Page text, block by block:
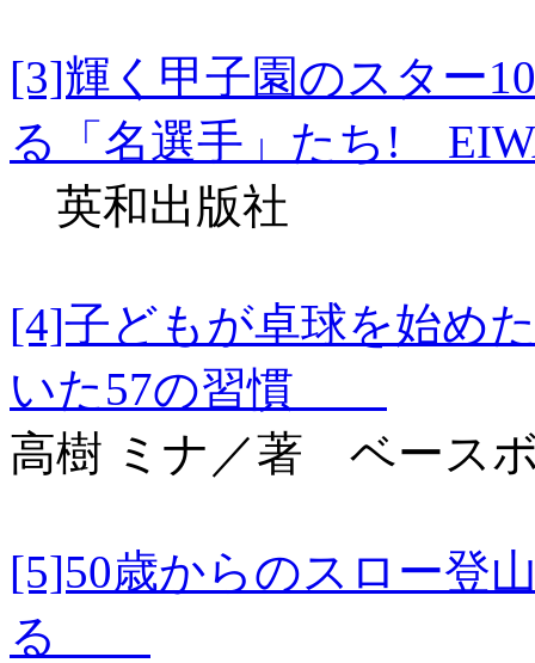
[3]輝く甲子園のスタ
る「名選手」たち!
英和出版社
[4]子どもが卓球を始
いた57の習慣
高樹 ミナ／著 ベース
[5]50歳からのスロー
る